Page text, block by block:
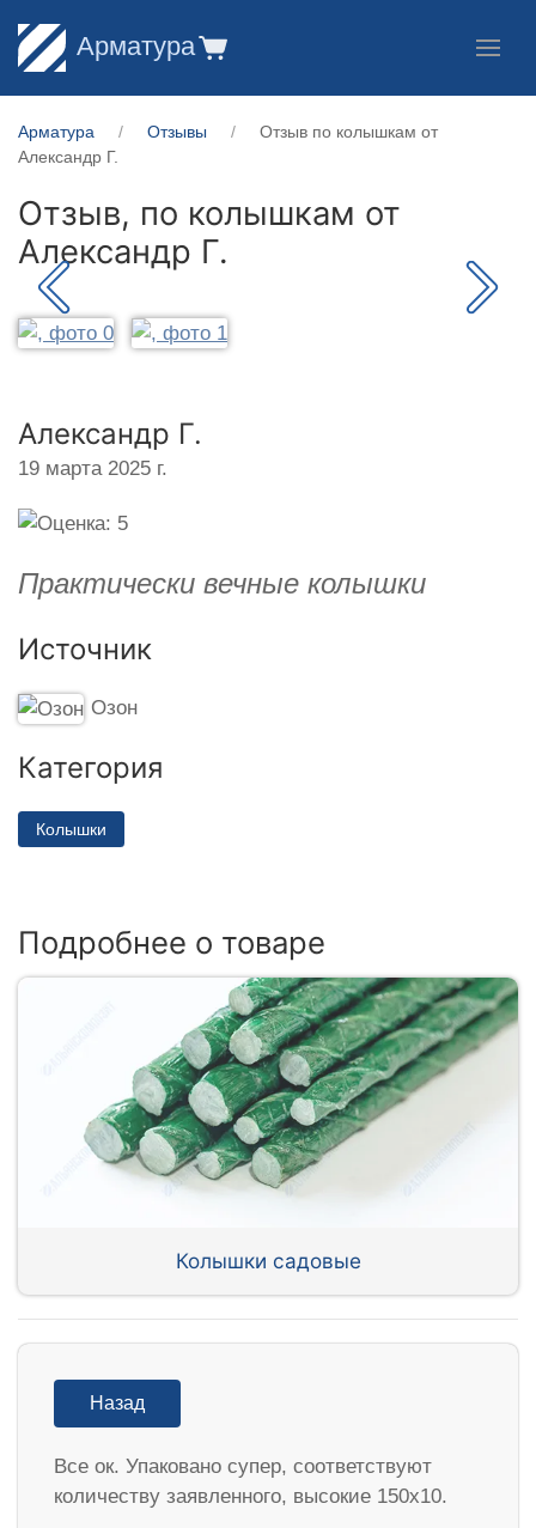
Арматура
Арматура Отзывы
Отзыв по колышкам от
Александр Г.
Отзыв, по колышкам от
Александр Г.
Александр Г.
19 марта 2025 г.
Практически вечные колышки
Источник
Озон
Категория
Колышки
Подробнее о товаре
Колышки садовые
Назад
Все ок. Упаковано супер, соответствуют
количеству заявленного, высокие 150х10.